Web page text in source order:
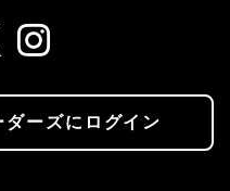
ーズにログイン